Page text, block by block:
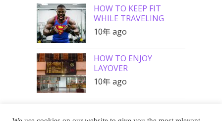
HOW TO KEEP FIT
WHILE TRAVELING
10年 ago
HOW TO ENJOY
LAYOVER
10年 ago